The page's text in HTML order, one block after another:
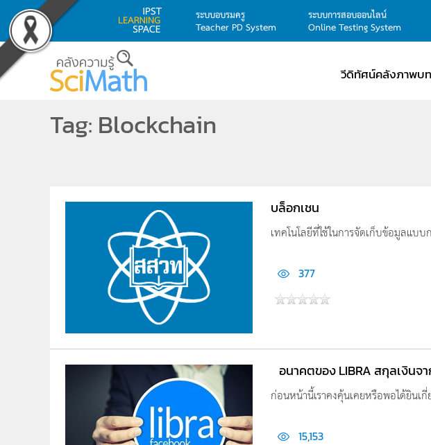
Skip to main content
ระบบอบรมครู
Teacher PD System
ระบบการสอบออนไลน์
Online Testing System
วีดิทัศน์คลังภาพบ
Tag: Blockchain
บล็อกเชน
เทคโนโลยีที่ใช้ในการจัดเก็บข้อมูลแบ
377
อนาคตของ LIBRA สกุลเงินจา
ก่อนหน้านี้เราคงคุ้นเคยหรือพอได้ยิน
15,153